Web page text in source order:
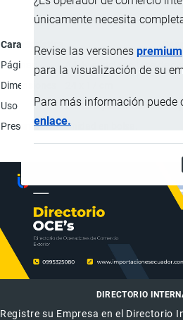
únicamente necesita
Revise las versiones premium
para la visualización de su
Para más información
enlace.
Característica
Páginas
64 de papel con tapa de
Dimensiones
Uso
Lectura y actividad lúdica
Presentación
Unidad en bolsa.
DIRECTORIO
Registre su Empresa en el Directorio